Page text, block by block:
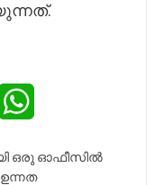
LinkedIn
ഒരു ഓഫീസിൽ